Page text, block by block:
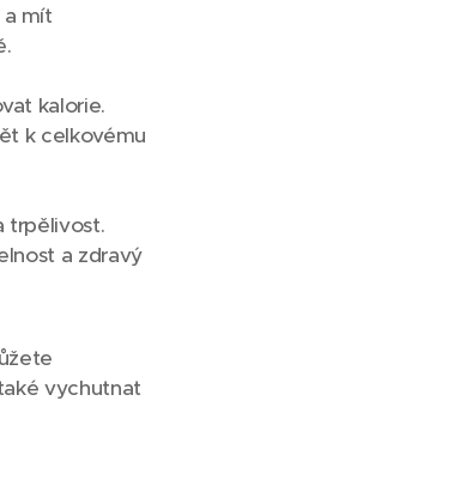
mít
kalorie.
k celkovému
trpělivost.
a zdravý
vychutnat